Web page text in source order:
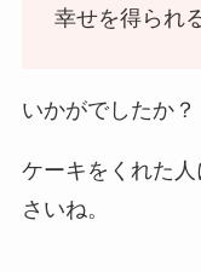
幸せを得られ
いかがでしたか？
ケーキをくれた
さいね。